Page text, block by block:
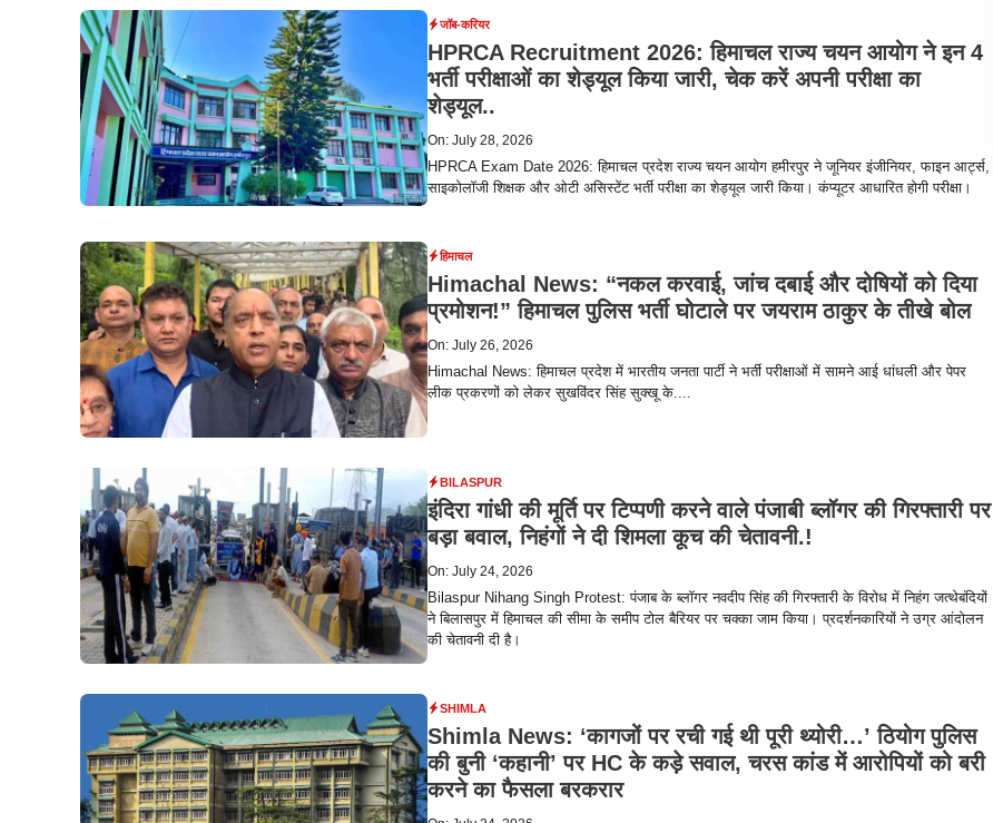
जॉब-करियर
HPRCA Recruitment 2026: हिमाचल राज्य चयन आयोग ने इन 4
भर्ती परीक्षाओं का शेड्यूल किया जारी, चेक करें अपनी परीक्षा का
शेड्यूल..
On: July 28, 2026
HPRCA Exam Date 2026: हिमाचल प्रदेश राज्य चयन आयोग हमीरपुर ने जूनियर इंजीनियर, फाइन आर्ट्स,
साइकोलॉजी शिक्षक और ओटी असिस्टेंट भर्ती परीक्षा का शेड्यूल जारी किया। कंप्यूटर आधारित होगी परीक्षा।
हिमाचल
Himachal News: “नकल करवाई, जांच दबाई और दोषियों को दिया
प्रमोशन!” हिमाचल पुलिस भर्ती घोटाले पर जयराम ठाकुर के तीखे बोल
On: July 26, 2026
Himachal News: हिमाचल प्रदेश में भारतीय जनता पार्टी ने भर्ती परीक्षाओं में सामने आई धांधली और पेपर
लीक प्रकरणों को लेकर सुखविंदर सिंह सुक्खू के....
BILASPUR
इंदिरा गांधी की मूर्ति पर टिप्पणी करने वाले पंजाबी ब्लॉगर की गिरफ्तारी पर
बड़ा बवाल, निहंगों ने दी शिमला कूच की चेतावनी.!
On: July 24, 2026
Bilaspur Nihang Singh Protest: पंजाब के ब्लॉगर नवदीप सिंह की गिरफ्तारी के विरोध में निहंग जत्थेबंदियों
ने बिलासपुर में हिमाचल की सीमा के समीप टोल बैरियर पर चक्का जाम किया। प्रदर्शनकारियों ने उग्र आंदोलन
की चेतावनी दी है।
SHIMLA
Shimla News: ‘कागजों पर रची गई थी पूरी थ्योरी…’ ठियोग पुलिस
की बुनी ‘कहानी’ पर HC के कड़े सवाल, चरस कांड में आरोपियों को बरी
करने का फैसला बरकरार